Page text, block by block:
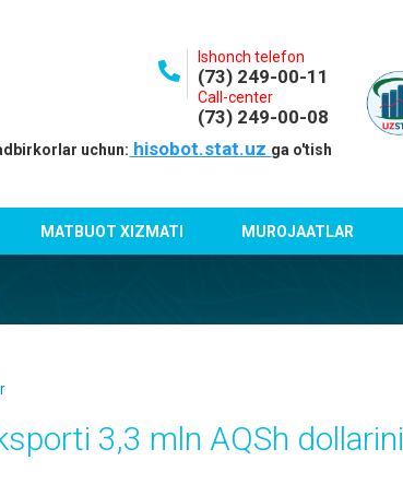
Ishonch telefon
(73) 249-00-11
Call-center
(73) 249-00-08
uchun: hisobot.stat.uz ga o'tish
MATBUOT XIZMATI MUROJAATLAR
3,3 mln AQSh dollarini